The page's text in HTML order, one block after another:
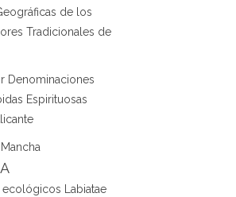
de los
Tradicionales de
Denominaciones
Espirituosas
Labiatae